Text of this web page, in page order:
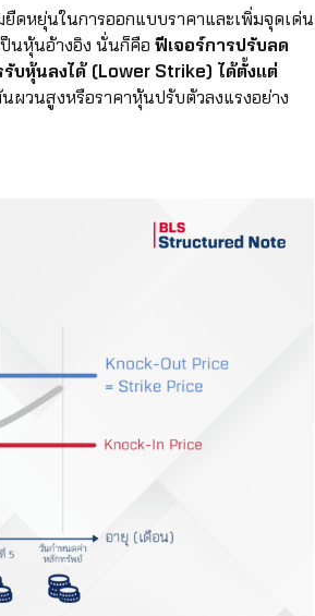
หยุ่นในการออกแบบราคาและเพิ่มจุดเด่น
นหุ้นอ้างอิง นั่นก็คือฟีเจอร์การปรับลด
บหุ้นลงได้ (Lower Strike) ได้ตั้งแต่
วนสูงหรือราคาหุ้นปรับตัวลงแรงอย่าง